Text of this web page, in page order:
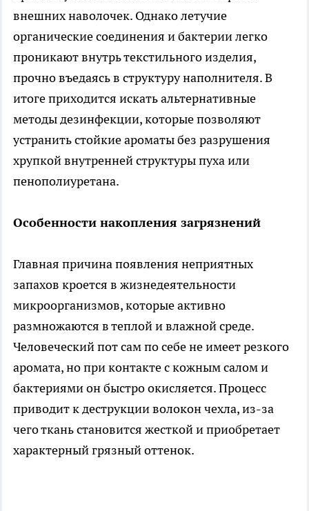
внешних наволочек. Однако летучие
органические соединения и бактерии легко
проникают внутрь текстильного изделия,
прочно въедаясь в структуру наполнителя. В
итоге приходится искать альтернативные
методы дезинфекции, которые позволяют
устранить стойкие ароматы без разрушения
хрупкой внутренней структуры пуха или
пенополиуретана.
Особенности накопления загрязнений
Главная причина появления неприятных
запахов кроется в жизнедеятельности
микроорганизмов, которые активно
размножаются в теплой и влажной среде.
Человеческий пот сам по себе не имеет резкого
аромата, но при контакте с кожным салом и
бактериями он быстро окисляется. Процесс
приводит к деструкции волокон чехла, из-за
чего ткань становится жесткой и приобретает
характерный грязный оттенок.